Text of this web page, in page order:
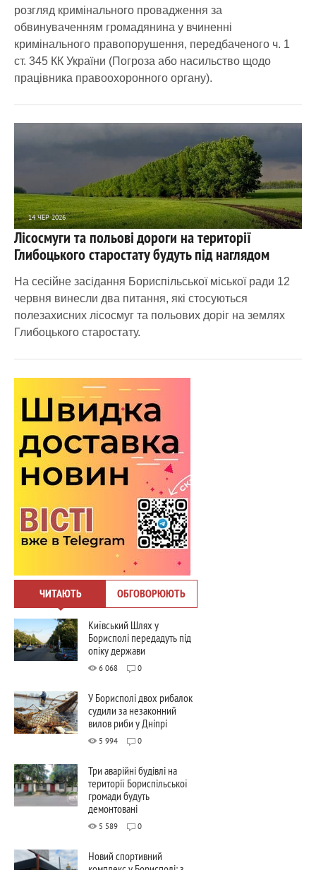
розгляд кримінального провадження за
обвинуваченням громадянина у вчиненні
кримінального правопорушення, передбаченого ч. 1
ст. 345 КК України (Погроза або насильство щодо
працівника правоохоронного органу).
14 ЧЕР 2026
2 539 0
Лісосмуги та польові дороги на території
Глибоцького старостату будуть під наглядом
На сесійне засідання Бориспільської міської ради 12
червня винесли два питання, які стосуються
полезахисних лісосмуг та польових доріг на землях
Глибоцького старостату.
ЧИТАЮТЬ ОБГОВОРЮЮТЬ
Київський Шлях у
Борисполі передадуть під
опіку держави
6 068 0
У Борисполі двох рибалок
судили за незаконний
вилов риби у Дніпрі
5 994 0
Три аварійні будівлі на
території Бориспільської
громади будуть
демонтовані
5 589 0
Новий спортивний